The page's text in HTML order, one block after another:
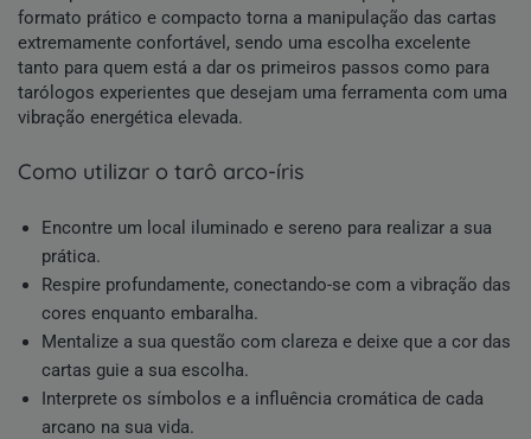
formato prático e compacto torna a manipulação das cartas
extremamente confortável, sendo uma escolha excelente
tanto para quem está a dar os primeiros passos como para
tarólogos experientes que desejam uma ferramenta com uma
vibração energética elevada.
como utilizar o tarô arco-íris
Encontre um local iluminado e sereno para realizar a sua
prática.
Respire profundamente, conectando-se com a vibração das
cores enquanto embaralha.
Mentalize a sua questão com clareza e deixe que a cor das
cartas guie a sua escolha.
Interprete os símbolos e a influência cromática de cada
arcano na sua vida.